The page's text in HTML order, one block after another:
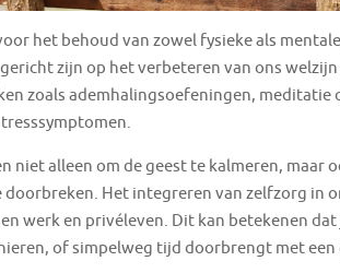
het behoud van zowel fysieke als
zijn op het verbeteren van ons
zoals ademhalingsoefeningen,
niet alleen om de geest te kalmeren, maar
Het integreren van zelfzorg in
werk en privéleven. Dit kan betekenen
of simpelweg tijd doorbrengt met een